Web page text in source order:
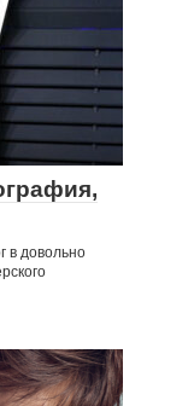
в довольно